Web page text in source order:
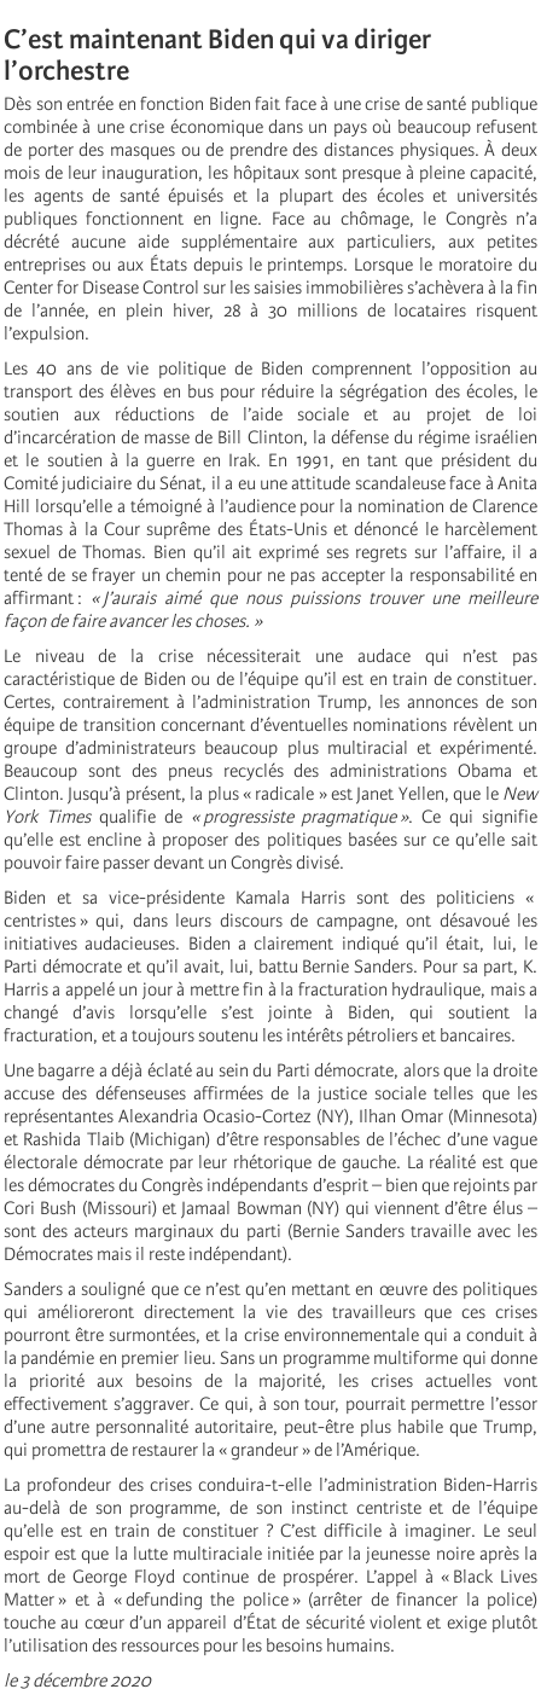
C’est maintenant Biden qui va diriger
l’orchestre
Dès son entrée en fonction Biden fait face à une crise de santé publique
combinée à une crise économique dans un pays où beaucoup refusent
de porter des masques ou de prendre des distances physiques. À deux
mois de leur inauguration, les hôpitaux sont presque à pleine capacité,
les agents de santé épuisés et la plupart des écoles et universités
publiques fonctionnent en ligne. Face au chômage, le Congrès n’a
décrété aucune aide supplémentaire aux particuliers, aux petites
entreprises ou aux États depuis le printemps. Lorsque le moratoire du
Center for Disease Control sur les saisies immobilières s’achèvera à la fin
de l’année, en plein hiver, 28 à 30 millions de locataires risquent
l’expulsion.
Les 40 ans de vie politique de Biden comprennent l’opposition au
transport des élèves en bus pour réduire la ségrégation des écoles, le
soutien aux réductions de l’aide sociale et au projet de loi
d’incarcération de masse de Bill Clinton, la défense du régime israélien
et le soutien à la guerre en Irak. En 1991, en tant que président du
Comité judiciaire du Sénat, il a eu une attitude scandaleuse face à Anita
Hill lorsqu’elle a témoigné à l’audience pour la nomination de Clarence
Thomas à la Cour suprême des États-Unis et dénoncé le harcèlement
sexuel de Thomas. Bien qu’il ait exprimé ses regrets sur l’affaire, il a
tenté de se frayer un chemin pour ne pas accepter la responsabilité en
affirmant : « J’aurais aimé que nous puissions trouver une meilleure
façon de faire avancer les choses. »
Le niveau de la crise nécessiterait une audace qui n’est pas
caractéristique de Biden ou de l’équipe qu’il est en train de constituer.
Certes, contrairement à l’administration Trump, les annonces de son
équipe de transition concernant d’éventuelles nominations révèlent un
groupe d’administrateurs beaucoup plus multiracial et expérimenté.
Beaucoup sont des pneus recyclés des administrations Obama et
Clinton. Jusqu’à présent, la plus « radicale » est Janet Yellen, que le New
York Timesqualifie de « progressiste pragmatique ». Ce qui signifie
qu’elle est encline à proposer des politiques basées sur ce qu’elle sait
pouvoir faire passer devant un Congrès divisé.
Biden et sa vice-présidente Kamala Harris sont des politiciens «
centristes » qui, dans leurs discours de campagne, ont désavoué les
initiatives audacieuses. Biden a clairement indiqué qu’il était, lui, le
Parti démocrate et qu’il avait, lui, battu Bernie Sanders. Pour sa part, K.
Harris a appelé un jour à mettre fin à la fracturation hydraulique, mais a
changé d’avis lorsqu’elle s’est jointe à Biden, qui soutient la
fracturation, et a toujours soutenu les intérêts pétroliers et bancaires.
Une bagarre a déjà éclaté au sein du Parti démocrate, alors que la droite
accuse des défenseuses affirmées de la justice sociale telles que les
représentantes Alexandria Ocasio-Cortez (NY), Ilhan Omar (Minnesota)
et Rashida Tlaib (Michigan) d’être responsables de l’échec d’une vague
électorale démocrate par leur rhétorique de gauche. La réalité est que
les démocrates du Congrès indépendants d’esprit – bien que rejoints par
Cori Bush (Missouri) et Jamaal Bowman (NY) qui viennent d’être élus –
sont des acteurs marginaux du parti (Bernie Sanders travaille avec les
Démocrates mais il reste indépendant).
Sanders a souligné que ce n’est qu’en mettant en œuvre des politiques
qui amélioreront directement la vie des travailleurs que ces crises
pourront être surmontées, et la crise environnementale qui a conduit à
la pandémie en premier lieu. Sans un programme multiforme qui donne
la priorité aux besoins de la majorité, les crises actuelles vont
effectivement s’aggraver. Ce qui, à son tour, pourrait permettre l’essor
d’une autre personnalité autoritaire, peut-être plus habile que Trump,
qui promettra de restaurer la « grandeur » de l’Amérique.
La profondeur des crises conduira-t-elle l’administration Biden-Harris
au-delà de son programme, de son instinct centriste et de l’équipe
qu’elle est en train de constituer ? C’est difficile à imaginer. Le seul
espoir est que la lutte multiraciale initiée par la jeunesse noire après la
mort de George Floyd continue de prospérer. L’appel à « Black Lives
Matter » et à « defunding the police » (arrêter de financer la police)
touche au cœur d’un appareil d’État de sécurité violent et exige plutôt
l’utilisation des ressources pour les besoins humains.
le 3 décembre 2020